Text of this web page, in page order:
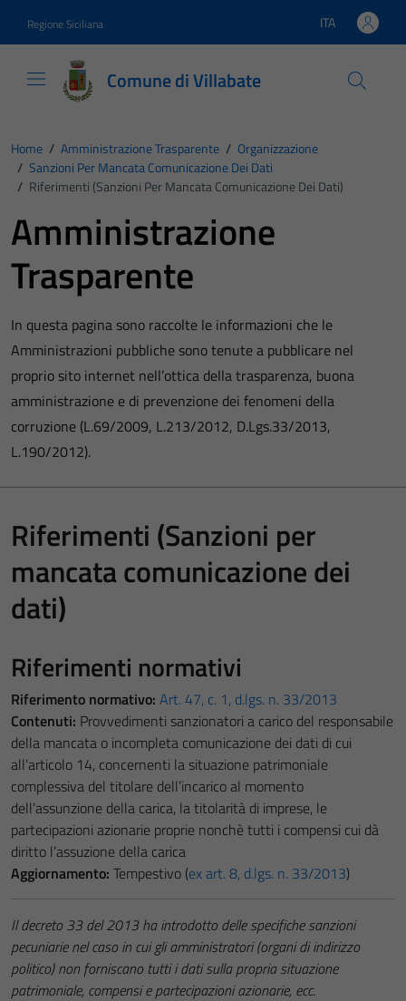
Regione Siciliana Lingua attiva:
ITA
Comune di Villabate
Home / Amministrazione Trasparente / Organizzazione
/ Sanzioni Per Mancata Comunicazione Dei Dati
/ Riferimenti (Sanzioni Per Mancata Comunicazione Dei Dati)
Amministrazione
Trasparente
In questa pagina sono raccolte le informazioni che le
Amministrazioni pubbliche sono tenute a pubblicare nel
proprio sito internet nell’ottica della trasparenza, buona
amministrazione e di prevenzione dei fenomeni della
corruzione (L.69/2009, L.213/2012, D.Lgs.33/2013,
L.190/2012).
Riferimenti (Sanzioni per
mancata comunicazione dei
dati)
Riferimenti normativi
Riferimento normativo: Art. 47, c. 1, d.lgs. n. 33/2013
Contenuti: Provvedimenti sanzionatori a carico del responsabile
della mancata o incompleta comunicazione dei dati di cui
all’articolo 14, concernenti la situazione patrimoniale
complessiva del titolare dell’incarico al momento
dell’assunzione della carica, la titolarità di imprese, le
partecipazioni azionarie proprie nonchè tutti i compensi cui dà
diritto l’assuzione della carica
Aggiornamento: Tempestivo (ex art. 8, d.lgs. n. 33/2013)
Il decreto 33 del 2013 ha introdotto delle specifiche sanzioni
pecuniarie nel caso in cui gli amministratori (organi di indirizzo
politico) non forniscano tutti i dati sulla propria situazione
patrimoniale, compensi e partecipazioni azionarie, ecc.